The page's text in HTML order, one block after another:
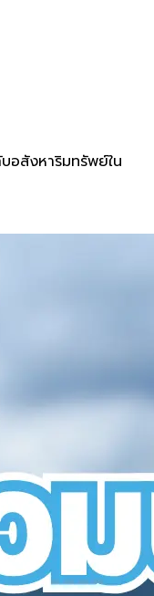
อสังหาริมทรัพย์ใน